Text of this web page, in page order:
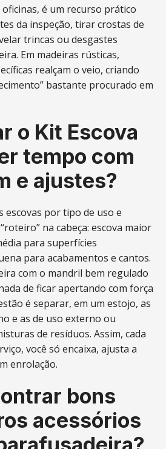
é um recurso prático
da inspeção, tirar crostas de
trincas ou desgastes
Em madeiras rústicas,
realçam o veio, criando
bastante procurado em
o Kit Escova
tempo com
e ajustes?
escovas por tipo de uso e
na cabeça: escova maior
para superfícies
para acabamentos e cantos.
com o mandril bem regulado
de ficar apertando com força
é separar, em um estojo, as
e as de uso externo ou
de resíduos. Assim, cada
você só encaixa, ajusta a
enrolação.
bons
acessórios